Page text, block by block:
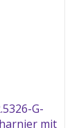
G-
mit